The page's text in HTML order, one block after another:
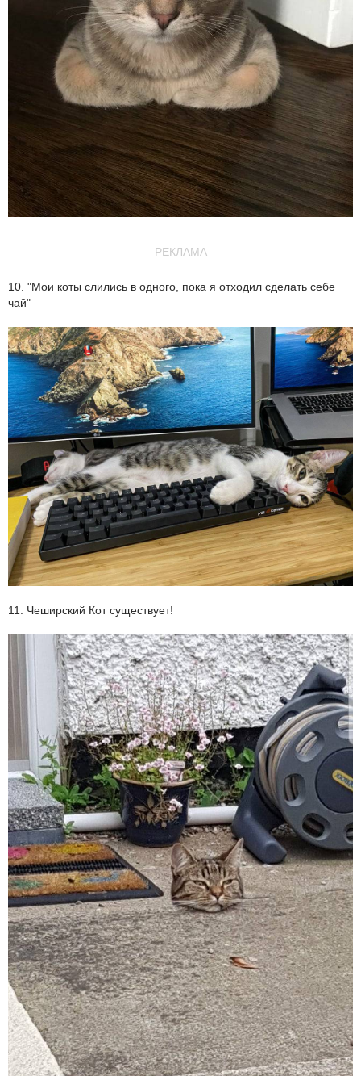
РЕКЛАМА
10. "Мои коты слились в одного, пока я отходил сделать себе
чай"
11. Чеширский Кот существует!